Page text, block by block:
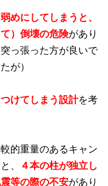
めにしてしまうと、
）倒壊の危険があり
っ張った方が良いで
が）
けてしまう設計を考
的重量のあるキャン
、
４本の柱が独立し
等の際の不安があり